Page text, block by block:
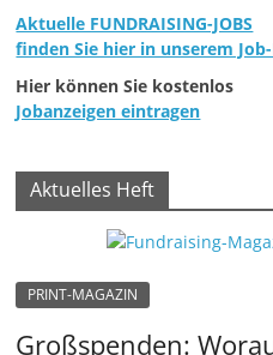
S
p
e
n
n
|
Aktuelle FUNDRAISING-JOBS
finden Sie hier in unserem
Hier können Sie kostenlos
Jobanzeigen eintragen
Aktuelles Heft
PRINT-MAGAZIN
Großspenden: